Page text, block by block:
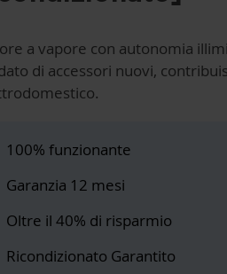
a vapore con autonomia
di accessori nuovi,
100% funzionante
Garanzia 12 mesi
Oltre il 40% di risparmio
Ricondizionato Garantito